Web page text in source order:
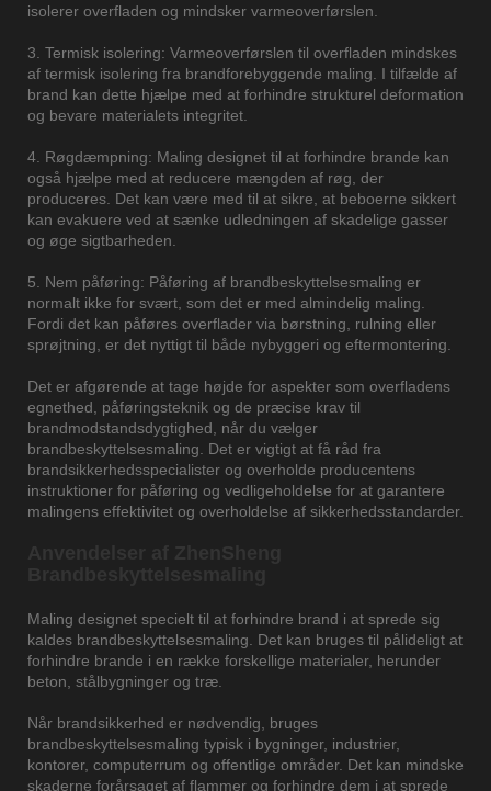
isolerer overfladen og mindsker varmeoverførslen.
3. Termisk isolering: Varmeoverførslen til overfladen mindskes
af termisk isolering fra brandforebyggende maling. I tilfælde af
brand kan dette hjælpe med at forhindre strukturel deformation
og bevare materialets integritet.
4. Røgdæmpning: Maling designet til at forhindre brande kan
også hjælpe med at reducere mængden af ​​røg, der
produceres. Det kan være med til at sikre, at beboerne sikkert
kan evakuere ved at sænke udledningen af ​​skadelige gasser
og øge sigtbarheden.
5. Nem påføring: Påføring af brandbeskyttelsesmaling er
normalt ikke for svært, som det er med almindelig maling.
Fordi det kan påføres overflader via børstning, rulning eller
sprøjtning, er det nyttigt til både nybyggeri og eftermontering.
Det er afgørende at tage højde for aspekter som overfladens
egnethed, påføringsteknik og de præcise krav til
brandmodstandsdygtighed, når du vælger
brandbeskyttelsesmaling. Det er vigtigt at få råd fra
brandsikkerhedsspecialister og overholde producentens
instruktioner for påføring og vedligeholdelse for at garantere
malingens effektivitet og overholdelse af sikkerhedsstandarder.
Maling designet specielt til at forhindre brand i at sprede sig
kaldes brandbeskyttelsesmaling. Det kan bruges til pålideligt at
forhindre brande i en række forskellige materialer, herunder
beton, stålbygninger og træ.
Når brandsikkerhed er nødvendig, bruges
brandbeskyttelsesmaling typisk i bygninger, industrier,
kontorer, computerrum og offentlige områder. Det kan mindske
skaderne forårsaget af flammer og forhindre dem i at sprede